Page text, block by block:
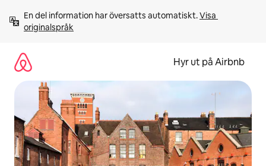
innehåll
En del information har översatts automatiskt. Visa
originalspråk
Hyr ut på Airbnb